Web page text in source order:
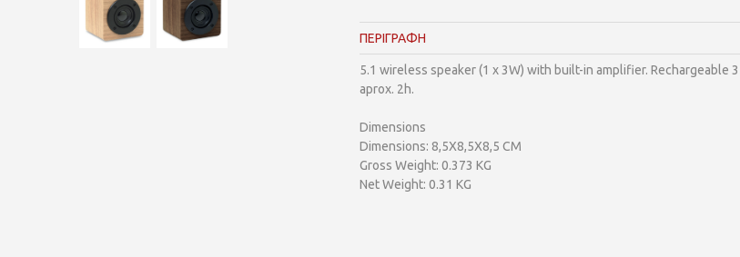
ΠΕΡΙΓΡΑΦΗ
5.1 wireless speaker (1 x 3W) with built-in amplifier. Rechargeable
aprox. 2h.
Dimensions
Dimensions: 8,5X8,5X8,5 CM
Gross Weight: 0.373 KG
Net Weight: 0.31 KG